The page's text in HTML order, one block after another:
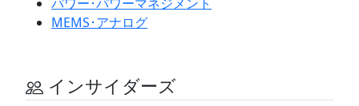
MEMS･アナログ
インサイダーズ